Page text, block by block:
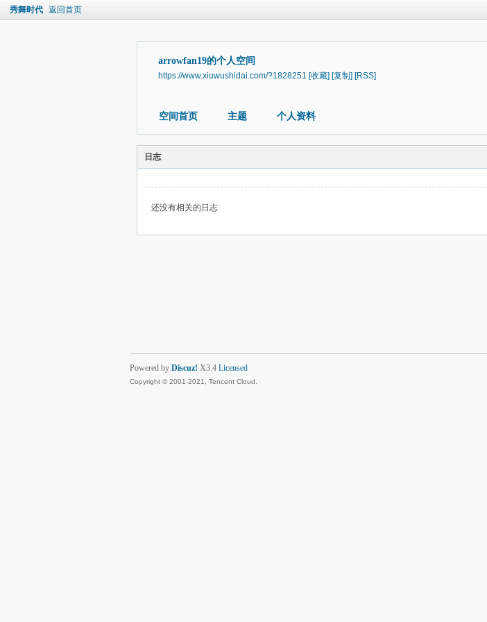
秀舞时代 返回首页
arrowfan19的个人空间
https://www.xiuwushidai.com/?1828251 [收藏] [复制] [RSS]
空间首页 主题 个人资料
日志
还没有相关的日志
Powered by Discuz! X3.4 Licensed
Copyright © 2001-2021, Tencent Cloud.